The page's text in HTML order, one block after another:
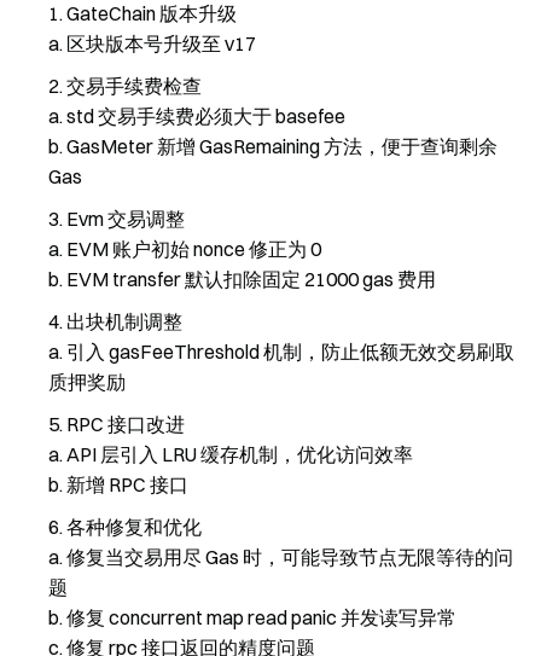
GateChain 版本升级
a. 区块版本号升级至 v17
交易手续费检查
a. std 交易手续费必须大于 basefee
b. GasMeter 新增 GasRemaining 方法，便于查询剩余
Gas
Evm 交易调整
a. EVM 账户初始 nonce 修正为 0
b. EVM transfer 默认扣除固定 21000 gas 费用
出块机制调整
a. 引入 gasFeeThreshold 机制，防止低额无效交易刷取
质押奖励
RPC 接口改进
a. API 层引入 LRU 缓存机制，优化访问效率
b. 新增 RPC 接口
各种修复和优化
a. 修复当交易用尽 Gas 时，可能导致节点无限等待的问
题
b. 修复 concurrent map read panic 并发读写异常
c. 修复 rpc 接口返回的精度问题